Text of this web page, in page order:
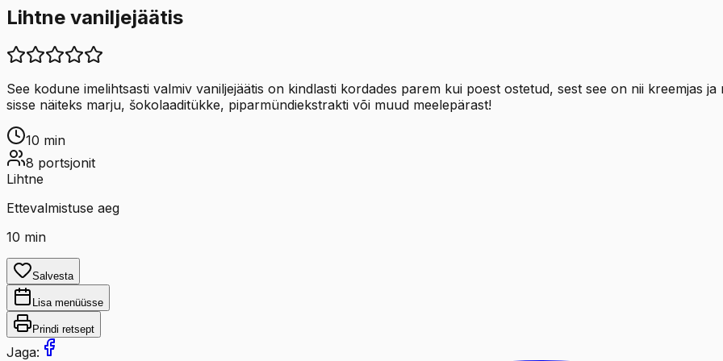
Lihtne vaniljejäätis
See kodune imelihtsasti valmiv vaniljejäätis on kindlasti kordades parem kui poest ostetud, sest see on nii kreemjas
sisse näiteks marju, šokolaaditükke, piparmündiekstrakti või muud meelepärast!
10 min
8 portsjonit
Lihtne
Ettevalmistuse aeg
10 min
Salvesta
Lisa menüüsse
Prindi retsept
Jaga: